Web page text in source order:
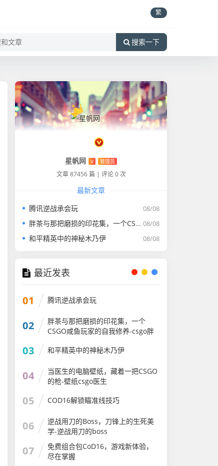
繁
搜索一下
星帆网 V 管理员
文章 87456 篇 | 评论 0 次
最新文章
08/08
腾讯逆战承会玩
08/08
胖茶与那把磨损的印花集，一个CSGO咸鱼玩家的自我修养-csgo胖茶
08/08
和平精英中的神秘木乃伊
最近发表
01 腾讯逆战承会玩
02
胖茶与那把磨损的印花集，一个
CSGO咸鱼玩家的自我修养-csgo胖
03 和平精英中的神秘木乃伊
04
当医生的电脑壁纸，藏着一把CSGO
的枪-壁纸csgo医生
05 COD16解锁瞄准线技巧
06
逆战用刀的Boss，刀锋上的生死美
学-逆战用刀的boss
07
免费组合包CoD16，游戏新体验，
尽在掌握